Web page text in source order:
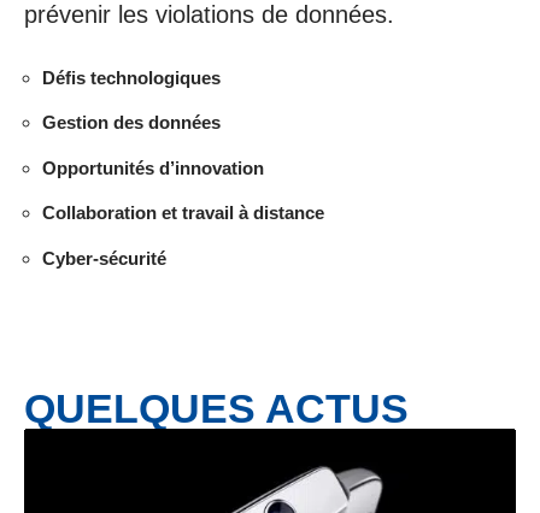
prévenir les violations de données.
Défis technologiques
Gestion des données
Opportunités d’innovation
Collaboration et travail à distance
Cyber-sécurité
QUELQUES ACTUS